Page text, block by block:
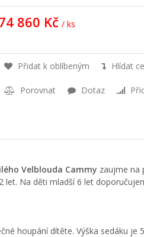
860 Kč / ks
Přidat k oblíbeným Hlídat
Porovnat Dotaz
Velblouda Cammy zaujme na
let. Na děti mladší 6 let
houpání dítěte. Výška sedáku je